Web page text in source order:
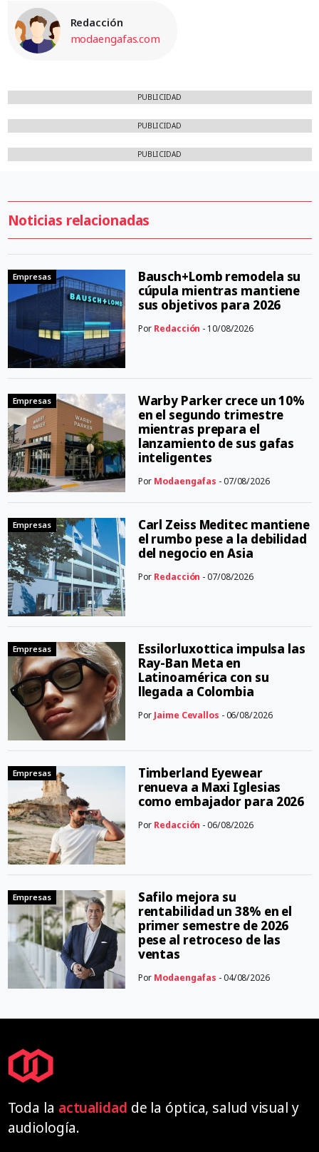
Redacción
modaengafas.com
PUBLICIDAD
PUBLICIDAD
PUBLICIDAD
Noticias relacionadas
Empresas
Bausch+Lomb remodela su
cúpula mientras mantiene
sus objetivos para 2026
Por Redacción - 10/08/2026
Empresas
Warby Parker crece un 10%
en el segundo trimestre
mientras prepara el
lanzamiento de sus gafas
inteligentes
Por Modaengafas - 07/08/2026
Empresas
Carl Zeiss Meditec mantiene
el rumbo pese a la debilidad
del negocio en Asia
Por Redacción - 07/08/2026
Empresas
Essilorluxottica impulsa las
Ray-Ban Meta en
Latinoamérica con su
llegada a Colombia
Por Jaime Cevallos - 06/08/2026
Empresas
Timberland Eyewear
renueva a Maxi Iglesias
como embajador para 2026
Por Redacción - 06/08/2026
Empresas
Safilo mejora su
rentabilidad un 38% en el
primer semestre de 2026
pese al retroceso de las
ventas
Por Modaengafas - 04/08/2026
Toda la actualidad de la óptica, salud visual y
audiología.